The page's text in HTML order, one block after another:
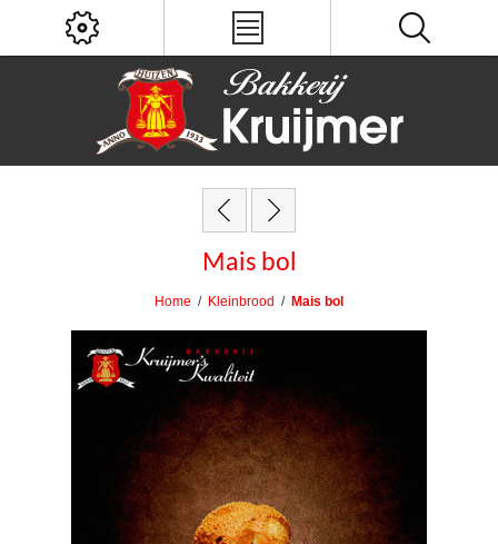
Mais bol
Home / Kleinbrood / Mais bol